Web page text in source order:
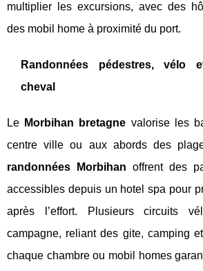
multiplier les excursions, avec des
des mobil home à proximité du port.
Randonnées pédestres, vélo
cheval
Le Morbihan bretagne valorise les
centre ville ou aux abords des
randonnées Morbihan offrent des
accessibles depuis un hotel spa pour
après l’effort. Plusieurs circuits
campagne, reliant des gite, camping
chaque chambre ou mobil homes